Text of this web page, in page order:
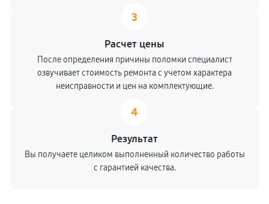
3
Расчет цены
После определения причины поломки специалист
озвучивает стоимость ремонта с учетом характера
неисправности и цен на комплектующие.
4
Результат
Вы получаете целиком выполненный количество работы
с гарантией качества.